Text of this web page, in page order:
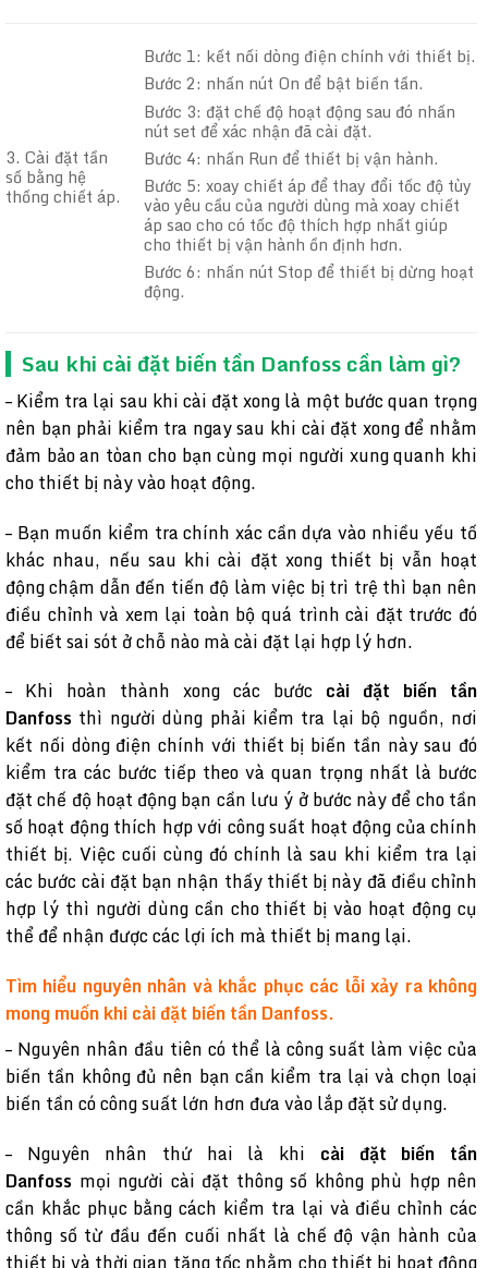
3. Cài đặt tần
số bằng hệ
thống chiết áp.
Bước 1: kết nối dòng điện chính với thiết bị.
Bước 2: nhấn nút On để bật biến tần.
Bước 3: đặt chế độ hoạt động sau đó nhấn
nút set để xác nhận đã cài đặt.
Bước 4: nhấn Run để thiết bị vận hành.
Bước 5: xoay chiết áp để thay đổi tốc độ tùy
vào yêu cầu của người dùng mà xoay chiết
áp sao cho có tốc độ thích hợp nhất giúp
cho thiết bị vận hành ồn định hơn.
Bước 6: nhấn nút Stop để thiết bị dừng hoạt
động.
Sau khi cài đặt biến tần Danfoss cần làm gì?
– Kiểm tra lại sau khi cài đặt xong là một bước quan trọng
nên bạn phải kiểm tra ngay sau khi cài đặt xong để nhằm
đảm bảo an tòan cho bạn cùng mọi người xung quanh khi
cho thiết bị này vào hoạt động.
– Bạn muốn kiểm tra chính xác cần dựa vào nhiều yếu tố
khác nhau, nếu sau khi cài đặt xong thiết bị vẫn hoạt
động chậm dẫn đến tiến độ làm việc bị trì trệ thì bạn nên
điều chỉnh và xem lại toàn bộ quá trình cài đặt trước đó
để biết sai sót ở chỗ nào mà cài đặt lại hợp lý hơn.
– Khi hoàn thành xong các bước cài đặt biến tần
Danfoss thì người dùng phải kiểm tra lại bộ nguồn, nơi
kết nối dòng điện chính với thiết bị biến tần này sau đó
kiểm tra các bước tiếp theo và quan trọng nhất là bước
đặt chế độ hoạt động bạn cần lưu ý ở bước này để cho tần
số hoạt động thích hợp với công suất hoạt động của chính
thiết bị. Việc cuối cùng đó chính là sau khi kiểm tra lại
các bước cài đặt bạn nhận thấy thiết bị này đã điều chỉnh
hợp lý thì người dùng cần cho thiết bị vào hoạt động cụ
thể để nhận được các lợi ích mà thiết bị mang lại.
Tìm hiểu nguyên nhân và khắc phục các lỗi xảy ra không
mong muốn khi cài đặt biến tần Danfoss.
– Nguyên nhân đầu tiên có thể là công suất làm việc của
biến tần không đủ nên bạn cần kiểm tra lại và chọn loại
biến tần có công suất lớn hơn đưa vào lắp đặt sử dụng.
– Nguyên nhân thứ hai là khi cài đặt biến tần
Danfoss mọi người cài đặt thông số không phù hợp nên
cần khắc phục bằng cách kiểm tra lại và điều chỉnh các
thông số từ đầu đến cuối nhất là chế độ vận hành của